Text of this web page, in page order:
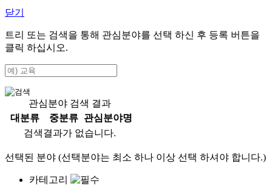
닫기
트리 또는 검색을 통해 관심분야를 선택 하신 후 등록 버튼을
클릭 하십시오.
관심분야 검색 결과
대분류
중분류
관심분야명
검색결과가 없습니다.
선택된 분야 (선택분야는 최소 하나 이상 선택 하셔야 합니다.)
카테고리